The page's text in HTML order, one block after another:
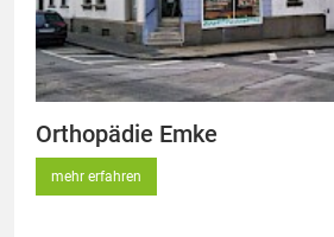
Orthopädie Emke
mehr erfahren